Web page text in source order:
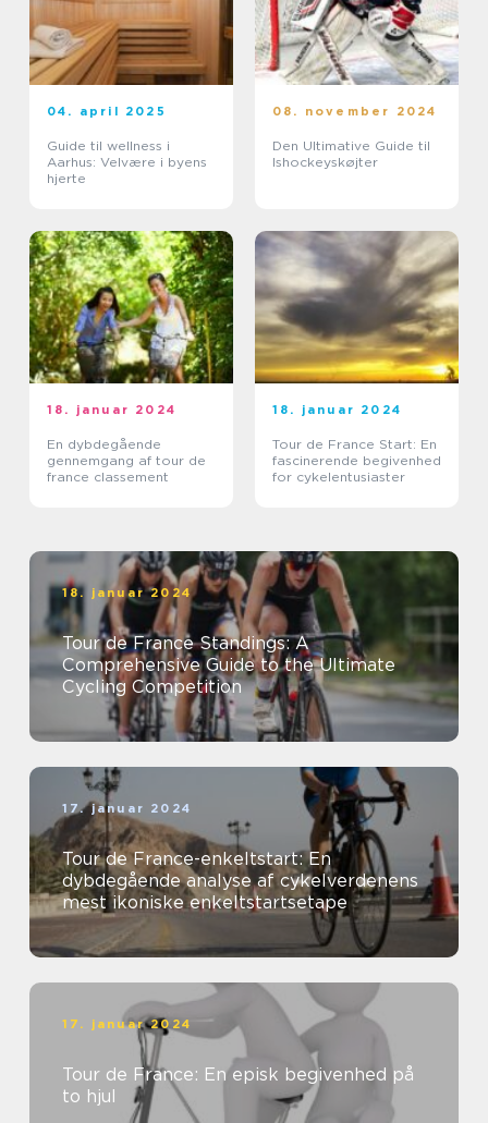
04. april 2025
Guide til wellness i
Aarhus: Velvære i byens
hjerte
08. november 2024
Den Ultimative Guide til
Ishockeyskøjter
18. januar 2024
En dybdegående
gennemgang af tour de
france classement
18. januar 2024
Tour de France Start: En
fascinerende begivenhed
for cykelentusiaster
18. januar 2024
Tour de France Standings: A
Comprehensive Guide to the Ultimate
Cycling Competition
17. januar 2024
Tour de France-enkeltstart: En
dybdegående analyse af cykelverdenens
mest ikoniske enkeltstartsetape
17. januar 2024
Tour de France: En episk begivenhed på
to hjul